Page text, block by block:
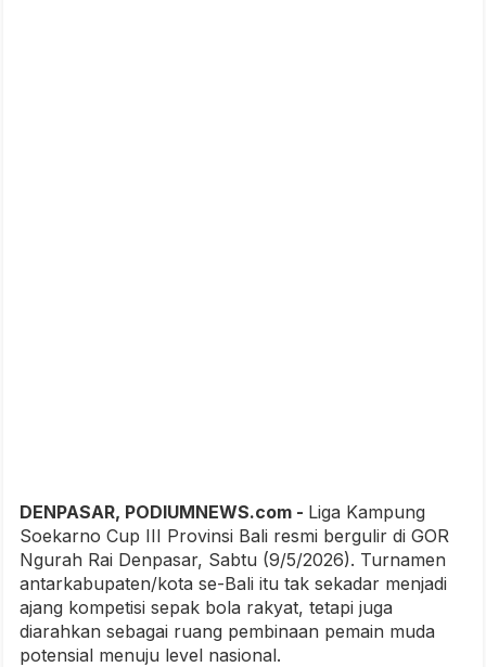
DENPASAR, PODIUMNEWS.com - Liga Kampung
Soekarno Cup III Provinsi Bali resmi bergulir di GOR
Ngurah Rai Denpasar, Sabtu (9/5/2026). Turnamen
antarkabupaten/kota se-Bali itu tak sekadar menjadi
ajang kompetisi sepak bola rakyat, tetapi juga
diarahkan sebagai ruang pembinaan pemain muda
potensial menuju level nasional.